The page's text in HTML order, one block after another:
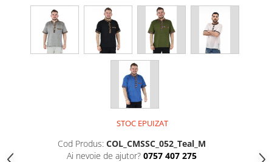
STOC EPUIZAT
Cod Produs: COL_CMSSC_052_Teal_M
Ai nevoie de ajutor? 0757 407 275